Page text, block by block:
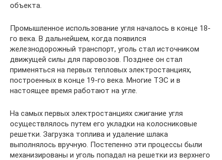
объекта.
Промышленное использование угля началось в конце 18-
го века. В дальнейшем, когда появился
железнодорожный транспорт, уголь стал источником
движущей силы для паровозов. Позднее он стал
применяться на первых тепловых электростанциях,
построенных в конце 19-го века. Многие ТЭС и в
настоящее время работают на угле.
На самых первых электростанциях сжигание угля
осуществлялось путем его укладки на колосниковые
решетки. Загрузка топлива и удаление шлака
выполнялось вручную. Постепенно эти процессы были
механизированы и уголь попадал на решетки из верхнего